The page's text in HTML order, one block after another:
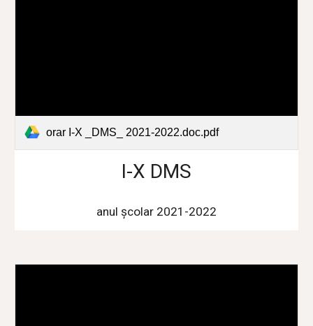
orar I-X _DMS_ 2021-2022.doc.pdf
I-X DMS
anul școlar 2021-2022